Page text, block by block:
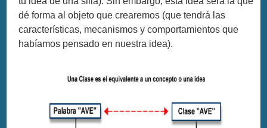
dé forma al objeto que crearemos (que tendrá las
características, mecanismos y comportamientos que
habíamos pensado en nuestra idea).